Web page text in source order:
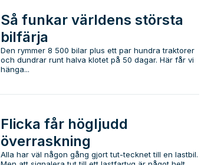
Så funkar världens största
bilfärja
Den rymmer 8 500 bilar plus ett par hundra traktorer
och dundrar runt halva klotet på 50 dagar. Här får vi
hänga...
Flicka får högljudd
överraskning
Alla har väl någon gång gjort tut-tecknet till en lastbil.